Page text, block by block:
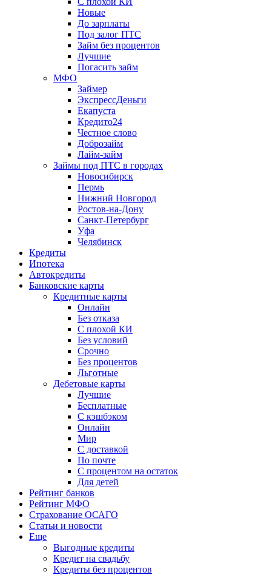
Новые
До зарплаты
Под залог ПТС
Займ без процентов
Лучшие
Погасить займ
МФО
Займер
ЭкспрессДеньги
Екапуста
Кредито24
Честное слово
Доброзайм
Лайм-займ
Займы под ПТС в городах
Новосибирск
Пермь
Нижний Новгород
Ростов-на-Дону
Санкт-Петербург
Уфа
Челябинск
Кредиты
Ипотека
Автокредиты
Банковские карты
Кредитные карты
Онлайн
Без отказа
С плохой КИ
Без условий
Срочно
Без процентов
Льготные
Дебетовые карты
Лучшие
Бесплатные
С кэшбэком
Онлайн
Мир
С доставкой
По почте
С процентом на остаток
Для детей
Рейтинг банков
Рейтинг МФО
Страхование ОСАГО
Статьи и новости
Еще
Выгодные кредиты
Кредит на свадьбу
Кредиты без процентов